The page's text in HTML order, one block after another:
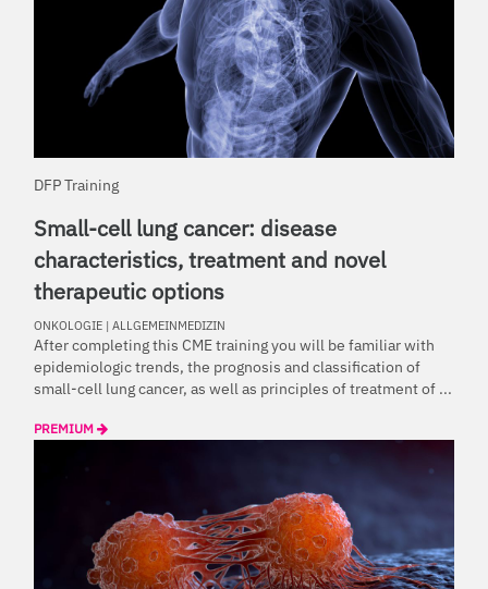
DFP Training
Small-cell lung cancer: disease
characteristics, treatment and novel
therapeutic options
ONKOLOGIE | ALLGEMEINMEDIZIN
After completing this CME training you will be familiar with
epidemiologic trends, the prognosis and classification of
small-cell lung cancer, as well as principles of treatment of ...
PREMIUM